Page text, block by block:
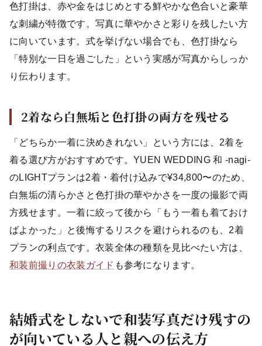
色打掛は、赤や金をはじめとする鮮やかな色合いと豪華
な刺繍が特徴です。写真に華やかさと彩りを残したい方
に向いています。式を挙げない場合でも、色打掛なら
「特別な一日を過ごした」という実感が写真からしっか
り伝わります。
2着なら白無垢と色打掛の両方を残せる
「どちらか一着に決めきれない」という方には、2着を
着る選び方がおすすめです。YUEN WEDDING 和 -nagi-
のLIGHTプランは2着・着付け込みで¥34,800〜のため、
白無垢の清らかさと色打掛の華やかさを一度の撮影で両
方残せます。一着に絞って後から「もう一着も着ておけ
ばよかった」と後悔するリスクを避けられるのも、2着
プランの利点です。衣装全体の種類を見比べたい方は、
和装前撮りの衣装ガイド も参考になります。
結婚式をしないで和装写真だけ残すの
が向いている人と親への伝え方